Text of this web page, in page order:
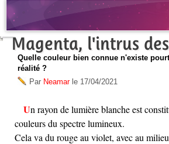
Magenta, l'intrus
Quelle couleur bien connue n'existe
réalité ?
Par Neamarle 17/04/2021
Un rayon de lumière blanche est constitué de toutes les
couleurs du spectre lumineux.
Cela va du rouge au violet, avec au